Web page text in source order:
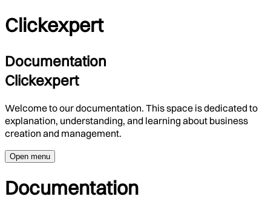
Clickexpert
Documentation
Clickexpert
Welcome to our documentation. This space is dedicated to
explanation, understanding, and learning about business
creation and management.
Open menu
Documentation